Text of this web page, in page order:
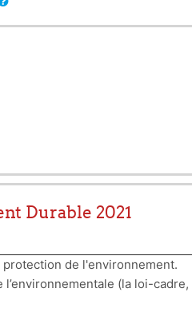
Durable 2021
de l'environnement.
durable.